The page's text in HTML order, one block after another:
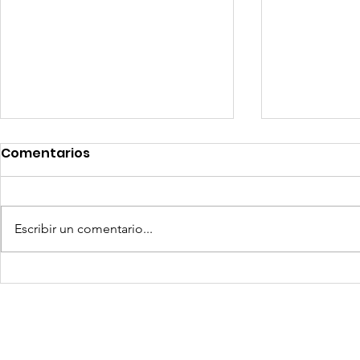
Quilla Resources US$ 25
Aceros
Comentarios
Escribir un comentario...